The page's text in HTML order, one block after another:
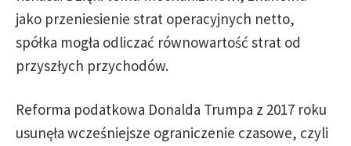
jako przeniesienie strat operacyjnych netto,
spółka mogła odliczać równowartość strat od
przyszłych przychodów.
Reforma podatkowa Donalda Trumpa z 2017 roku
usunęła wcześniejsze ograniczenie czasowe, czyli